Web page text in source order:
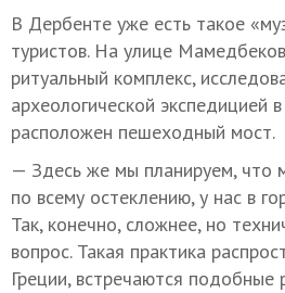
В Дербенте уже есть такое
туристов. На улице
ритуальный комплекс,
археологической экспедицией
расположен пешеходный мост.
— Здесь же мы планируем, что
по всему остеклению, у нас в
Так, конечно, сложнее, но
вопрос. Такая практика
Греции, встречаются подобные